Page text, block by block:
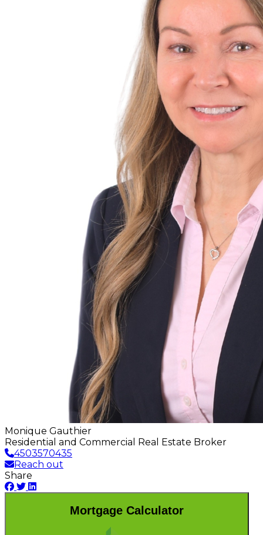
Monique Gauthier
Residential and Commercial Real Estate Broker
4503570435
Reach out
Share
Mortgage Calculator